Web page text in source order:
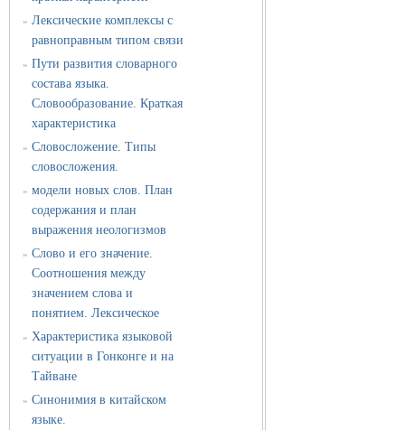
» Лексические комплексы с
равноправным типом связи
» Пути развития словарного
состава языка.
Словообразование. Краткая
характеристика
» Словосложение. Типы
словосложения.
» модели новых слов. План
содержания и план
выражения неологизмов
» Слово и его значение.
Соотношения между
значением слова и
понятием. Лексическое
» Характеристика языковой
ситуации в Гонконге и на
Тайване
» Синонимия в китайском
языке.